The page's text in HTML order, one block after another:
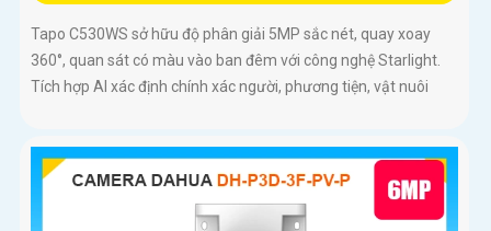
Tapo C530WS sở hữu độ phân giải 5MP sắc nét, quay xoay
360°, quan sát có màu vào ban đêm với công nghệ Starlight.
Tích hợp AI xác định chính xác người, phương tiện, vật nuôi